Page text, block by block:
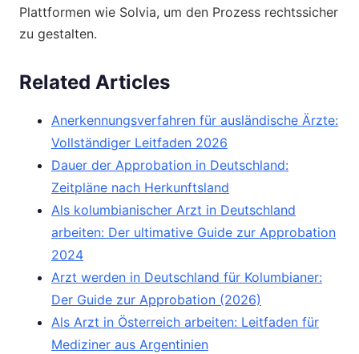
Plattformen wie Solvia, um den Prozess rechtssicher
zu gestalten.
Related Articles
Anerkennungsverfahren für ausländische Ärzte:
Vollständiger Leitfaden 2026
Dauer der Approbation in Deutschland:
Zeitpläne nach Herkunftsland
Als kolumbianischer Arzt in Deutschland
arbeiten: Der ultimative Guide zur Approbation
2024
Arzt werden in Deutschland für Kolumbianer:
Der Guide zur Approbation (2026)
Als Arzt in Österreich arbeiten: Leitfaden für
Mediziner aus Argentinien